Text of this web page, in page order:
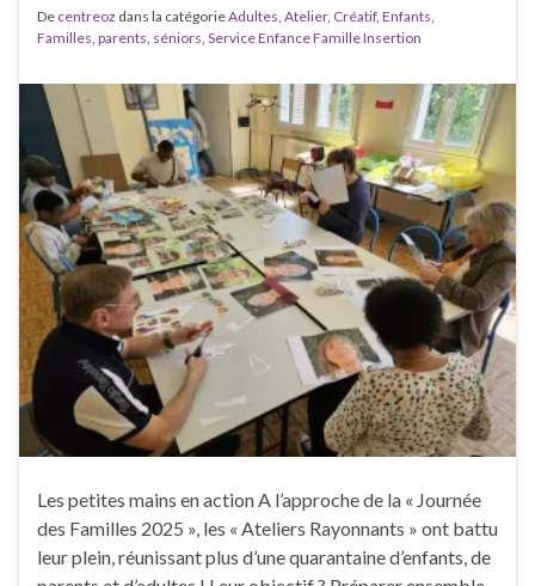
De centreoz dans la catégorieAdultes, Atelier, Créatif, Enfants,
Familles, parents, séniors, Service Enfance Famille Insertion
Les petites mains en action A l’approche de la « Journée
des Familles 2025 », les « Ateliers Rayonnants » ont battu
leur plein, réunissant plus d’une quarantaine d’enfants, de